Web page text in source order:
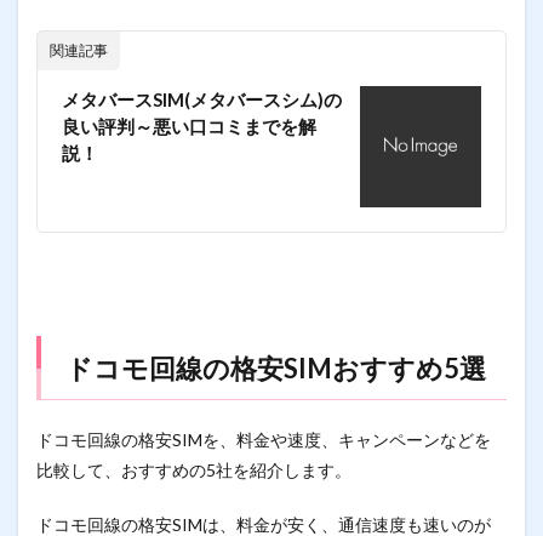
関連記事
メタバースSIM(メタバースシム)の
良い評判～悪い口コミまでを解
説！
ドコモ回線の格安SIMおすすめ5選
ドコモ回線の格安SIMを、料金や速度、キャンペーンなどを
比較して、おすすめの5社を紹介します。
ドコモ回線の格安SIMは、料金が安く、通信速度も速いのが